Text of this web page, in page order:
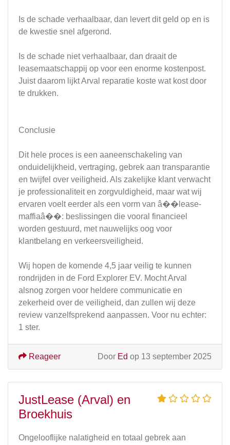
Is de schade verhaalbaar, dan levert dit geld op en is
de kwestie snel afgerond.
Is de schade niet verhaalbaar, dan draait de
leasemaatschappij op voor een enorme kostenpost.
Juist daarom lijkt Arval reparatie koste wat kost door
te drukken.
Conclusie
Dit hele proces is een aaneenschakeling van
onduidelijkheid, vertraging, gebrek aan transparantie
en twijfel over veiligheid. Als zakelijke klant verwacht
je professionaliteit en zorgvuldigheid, maar wat wij
ervaren voelt eerder als een vorm van â��lease-
maffiaâ��: beslissingen die vooral financieel
worden gestuurd, met nauwelijks oog voor
klantbelang en verkeersveiligheid.
Wij hopen de komende 4,5 jaar veilig te kunnen
rondrijden in de Ford Explorer EV. Mocht Arval
alsnog zorgen voor heldere communicatie en
zekerheid over de veiligheid, dan zullen wij deze
review vanzelfsprekend aanpassen. Voor nu echter:
1 ster.
Door Ed op 13 september 2025
Reageer
JustLease (Arval) en
Broekhuis
Ongelooflijke nalatigheid en totaal gebrek aan